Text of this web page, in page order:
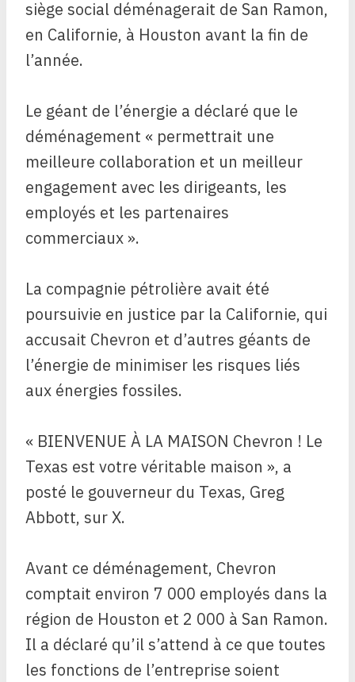
siège social déménagerait de San Ramon,
en Californie, à Houston avant la fin de
l’année.
Le géant de l’énergie a déclaré que le
déménagement « permettrait une
meilleure collaboration et un meilleur
engagement avec les dirigeants, les
employés et les partenaires
commerciaux ».
La compagnie pétrolière avait été
poursuivie en justice par la Californie, qui
accusait Chevron et d’autres géants de
l’énergie de minimiser les risques liés
aux énergies fossiles.
« BIENVENUE À LA MAISON Chevron ! Le
Texas est votre véritable maison », a
posté le gouverneur du Texas, Greg
Abbott, sur X.
Avant ce déménagement, Chevron
comptait environ 7 000 employés dans la
région de Houston et 2 000 à San Ramon.
Il a déclaré qu’il s’attend à ce que toutes
les fonctions de l’entreprise soient